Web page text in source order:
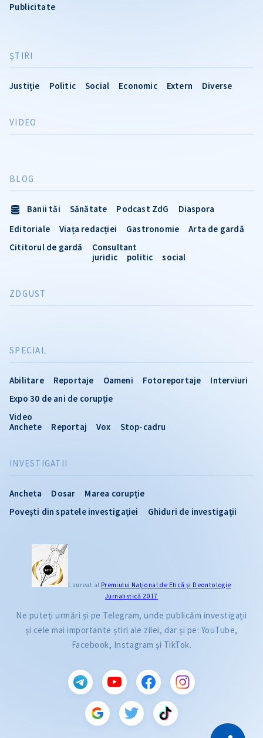
Publicitate
ŞTIRI
Justiție Politic Social Economic Extern Diverse
INVESTIGATII
Ancheta Dosar
Marea corupție
Povești din spatele investigației
Ghiduri de investigații
VIDEO
SPECIAL
Abilitare Reportaje Oameni Fotoreportaje
Interviuri
Expo 30 de ani de corupție
Video
Anchete
Reportaj Vox Stop-cadru
BLOG
Banii tăi Sănătate Podcast ZdG
Diaspora
Editoriale
Viața redacției Gastronomie
Arta de gardă
Cititorul de gardă
Consultant
juridic
politic social
ZDGUST
Laureat al Premiului Naţional de Etică și Deontologie
Jurnalistică 2017
Ne puteți urmări și pe Telegram, unde publicăm investigații
și cele mai importante știri ale zilei, dar și pe: YouTube,
Facebook, Instagram și TikTok.